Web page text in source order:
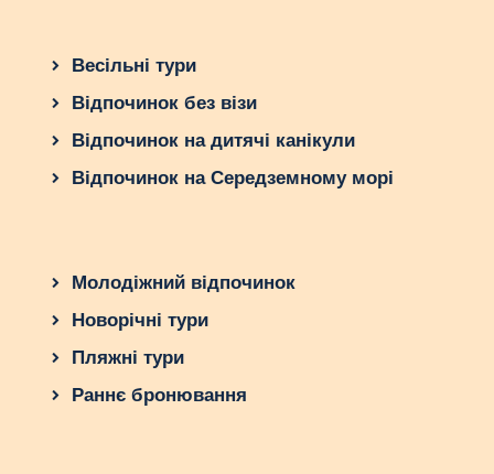
Весільні тури
Відпочинок без візи
Відпочинок на дитячі канікули
Відпочинок на Середземному морі
Молодіжний відпочинок
Новорічні тури
Пляжні тури
Раннє бронювання